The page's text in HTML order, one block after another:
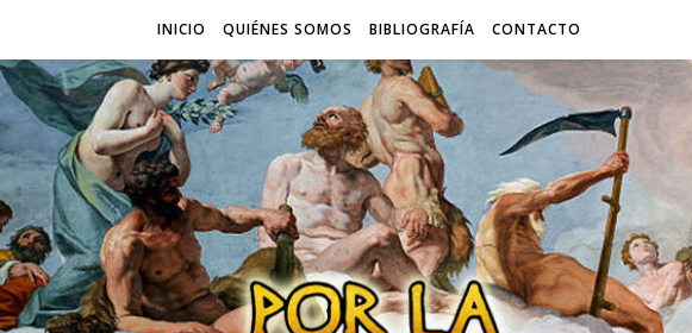
INICIO QUIÉNES SOMOS BIBLIOGRAFÍA CONTACTO